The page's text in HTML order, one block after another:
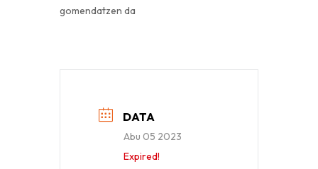
gomendatzen da
DATA
Abu 05 2023
Expired!